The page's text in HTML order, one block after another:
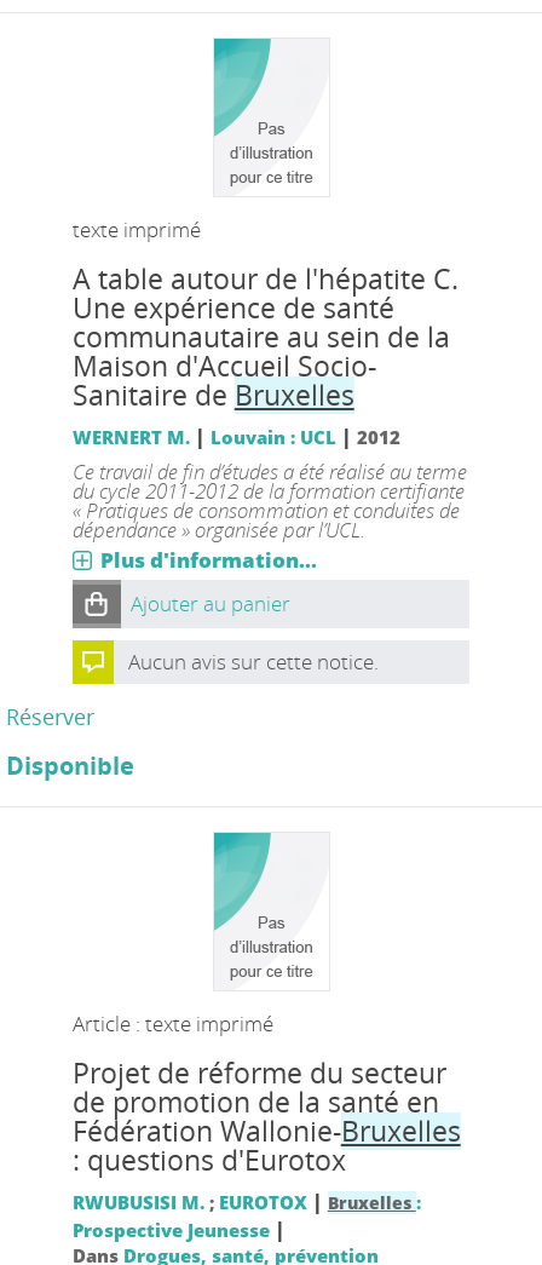
texte imprimé
A table autour de l'hépatite C.
Une expérience de santé
communautaire au sein de la
Maison d'Accueil Socio-
Sanitaire de Bruxelles
WERNERT M. | Louvain : UCL| 2012
Ce travail de fin d’études a été réalisé au terme
du cycle 2011-2012 de la formation certifiante
« Pratiques de consommation et conduites de
dépendance » organisée par l’UCL.
Plus d'information...
Ajouter au panier
Aucun avis sur cette notice.
Réserver
Disponible
Article : texte imprimé
Projet de réforme du secteur
de promotion de la santé en
Fédération Wallonie-Bruxelles
: questions d'Eurotox
RWUBUSISI M.; EUROTOX | Bruxelles :
Prospective Jeunesse|
Dans Drogues, santé, prévention